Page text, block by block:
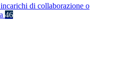
di collaborazione o
46